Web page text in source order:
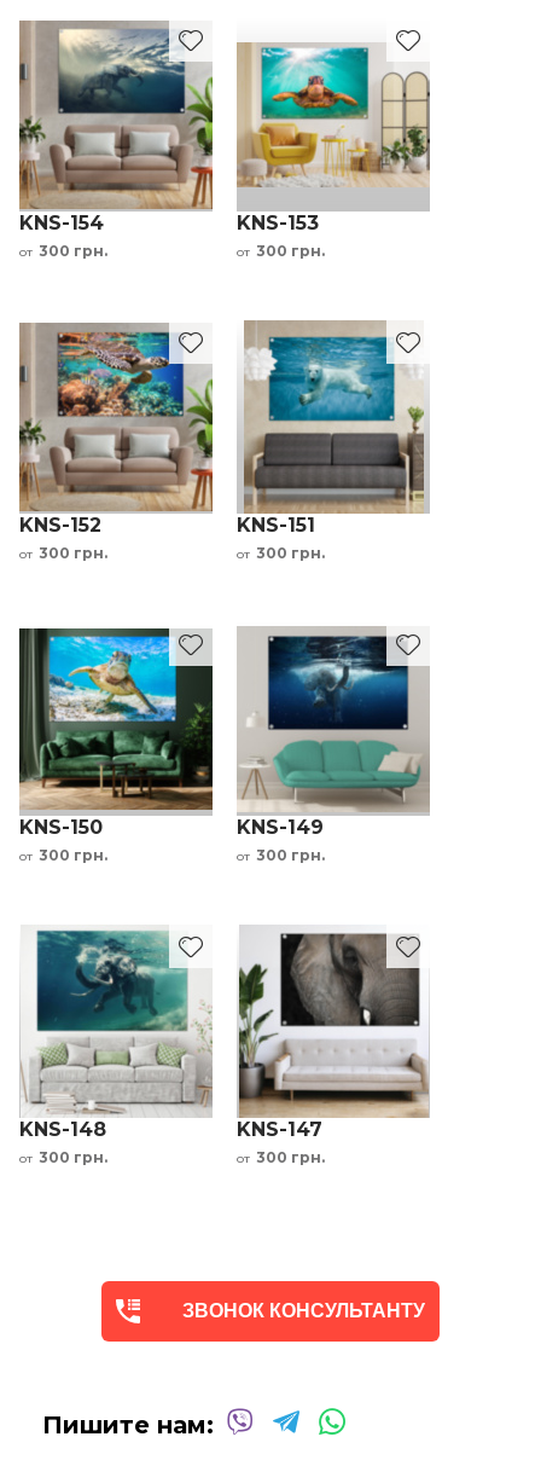
KNS-154
от 300 грн.
KNS-153
от 300 грн.
KNS-152
от 300 грн.
KNS-151
от 300 грн.
KNS-150
от 300 грн.
KNS-149
от 300 грн.
KNS-148
от 300 грн.
KNS-147
от 300 грн.
ЗВОНОК КОНСУЛЬТАНТУ
Пишите нам: